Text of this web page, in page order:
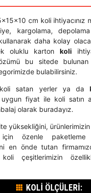
cm koli ihtiyacınız
kargolama,
daha kolay
oluklu karton koli
bu sitede
bulabilirsiniz.
satan yerler ya da
uygun fiyat ile koli satın
olarak buradayız.
yüksekliğini,
için özenle
en önde tutan
çeşitlerimizin
KOLI ÖLÇÜLERI: